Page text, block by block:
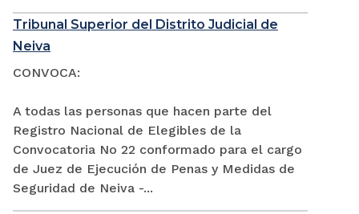
Tribunal Superior del Distrito Judicial de
Neiva
CONVOCA:
A todas las personas que hacen parte del
Registro Nacional de Elegibles de la
Convocatoria No 22 conformado para el cargo
de Juez de Ejecución de Penas y Medidas de
Seguridad de Neiva -...